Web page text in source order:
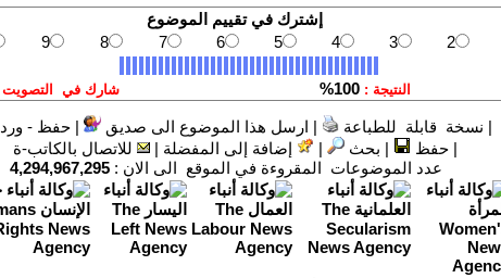
| نسخة قابلة للطباعة | ارسل هذا الموضوع الى صديق |حفظ - ورد
|حفظ | بحث | إضافة إلى المفضلة |
للاتصال بالكاتب-ة
عدد الموضوعات المقروءة في الموقع الى الان : 4,294,967,295